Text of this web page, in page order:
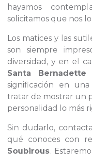
hayamos
solicitamos que nos
Los matices y las
son siempre
diversidad, y en el
Santa Bernadette
significación en
tratar de mostrar un
personalidad lo más
Sin dudarlo,
qué conoces con
Soubirous.